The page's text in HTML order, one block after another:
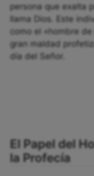
persona que exalta
llama Dios. Este
como el «hombre
gran maldad
día del Señor.
El Papel del
la Profecía